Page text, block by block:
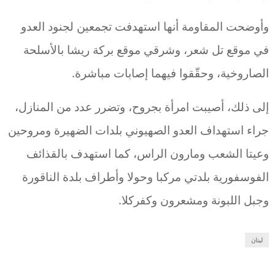
وأوضحت المقاومة أنها استهدفت تجمعين ‏لجنود العدو
في موقع تل شعر، وشرقي موقع بركة ريشا بالأسلحة
الصاروخية، وحقّقوا فيهما إصابات ‏مباشرة.
إلى ذلك، أصيبت امرأة بجروح، وتضرر عدد من المنازل،
جراء استهداف العدو الصهيوني بلدات الضهيرة ومروحين
وعيتا الشعب ومارون الراس، كما استهدف بالقذائف
الفوسفورية بلدتي مركبا وحولا وأطراف بلدة الناقورة
وجبل اللبونة ومشعرون وكفركلا.
لبنان